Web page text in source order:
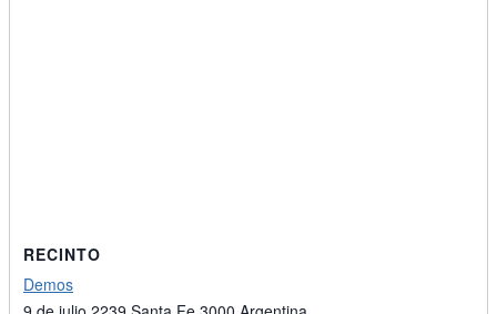
RECINTO
Demos